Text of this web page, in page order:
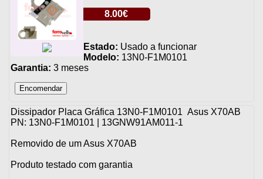
8.00€
Estado: Usado a funcionar
Modelo: 13N0-F1M0101
Garantia: 3 meses
Dissipador Placa Gráfica 13N0-F1M0101 Asus X70AB
PN: 13N0-F1M0101 | 13GNW91AM011-1
Removido de um Asus X70AB
Produto testado com garantia